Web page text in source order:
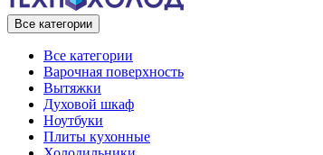
Все категории
Все категории
Варочная поверхность
Вытяжки
Духовой шкаф
Ноутбуки
Плиты кухонные